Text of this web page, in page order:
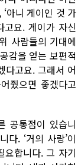
아니 게이인 것 가
고요. 게이가 자신
사람들의 기대에
감을 얻는 보편적
다고요. 그래서 어
줬으면 좋겠다고
공통점이 있습니
다. ‘거의 사랑’이
요합니다. 그 자기